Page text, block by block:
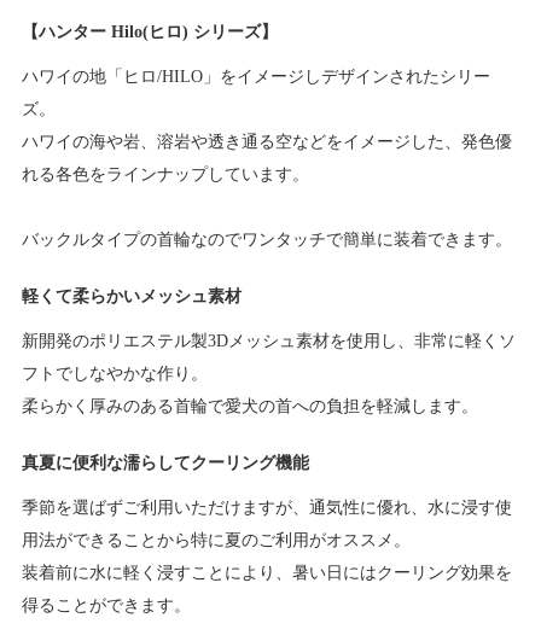
【ハンター Hilo(ヒロ) シリーズ】
ハワイの地「ヒロ/HILO」をイメージしデザインされたシリー
ズ。
ハワイの海や岩、溶岩や透き通る空などをイメージした、発色優
れる各色をラインナップしています。
バックルタイプの首輪なのでワンタッチで簡単に装着できます。
軽くて柔らかいメッシュ素材
新開発のポリエステル製3Dメッシュ素材を使用し、非常に軽くソ
フトでしなやかな作り。
柔らかく厚みのある首輪で愛犬の首への負担を軽減します。
真夏に便利な濡らしてクーリング機能
季節を選ばずご利用いただけますが、通気性に優れ、水に浸す使
用法ができることから特に夏のご利用がオススメ。
装着前に水に軽く浸すことにより、暑い日にはクーリング効果を
得ることができます。